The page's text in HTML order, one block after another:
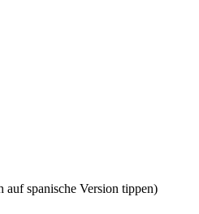
spanische Version tippen)